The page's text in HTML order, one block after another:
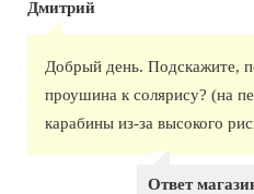
Дмитрий
Добрый день. Подскажите,
проушина к солярису? (на
карабины из-за высокого
Ответ